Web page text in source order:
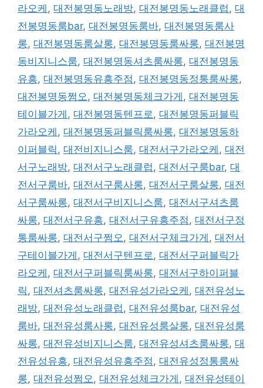
라오케 , 대전봉명동노래방, 대전봉명동노래클럽 , 대
전봉명동룸bar, 대전봉명동룸바, 대전봉명동룸사
롱, 대전봉명동룸살롱, 대전봉명동룸싸롱, 대전봉명
동비지니스룸, 대전봉명동셔츠룸싸롱, 대전봉명동
유흥, 대전봉명동유흥주점 , 대전봉명동정통룸싸롱,
대전봉명동쩜오 , 대전봉명동체크가게 , 대전봉명동
테이블가게 , 대전봉명동텐프로 , 대전봉명동퍼블릭
가라오케 , 대전봉명동퍼블릭룸싸롱, 대전봉명동하
이퍼블릭 , 대전비지니스룸, 대전서구가라오케 , 대전
서구노래방, 대전서구노래클럽 , 대전서구룸bar, 대
전서구룸바, 대전서구룸사롱, 대전서구룸살롱, 대전
서구룸싸롱, 대전서구비지니스룸, 대전서구셔츠룸
싸롱, 대전서구유흥, 대전서구유흥주점 , 대전서구정
통룸싸롱, 대전서구쩜오 , 대전서구체크가게 , 대전서
구테이블가게 , 대전서구텐프로 , 대전서구퍼블릭가
라오케 , 대전서구퍼블릭룸싸롱, 대전서구하이퍼블
릭 , 대전셔츠룸싸롱, 대전유성가라오케 , 대전유성노
래방, 대전유성노래클럽 , 대전유성룸bar, 대전유성
룸바, 대전유성룸사롱, 대전유성룸살롱, 대전유성룸
싸롱, 대전유성비지니스룸, 대전유성셔츠룸싸롱, 대
전유성유흥, 대전유성유흥주점 , 대전유성정통룸싸
롱, 대전유성쩜오 , 대전유성체크가게 , 대전유성테이